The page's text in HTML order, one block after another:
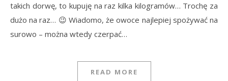
takich dorwę, to kupuję na raz kilka kilogramów… Trochę za
dużo na raz… 😉 Wiadomo, że owoce najlepiej spożywać na
surowo – można wtedy czerpać…
READ MORE